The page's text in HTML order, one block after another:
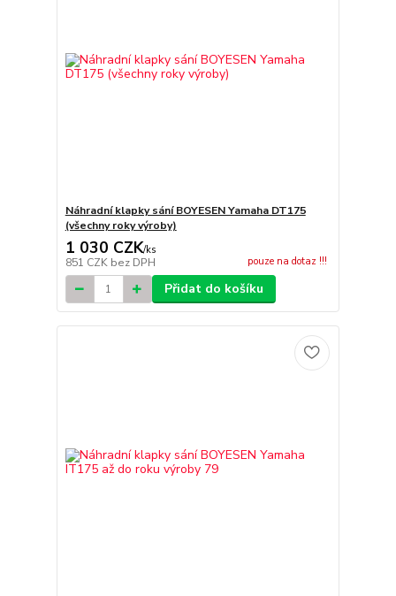
Náhradní klapky sání BOYESEN Yamaha DT175
(všechny roky výroby)
1 030 CZK/ks
851 CZK bez DPH pouze na dotaz !!!
Přidat do košíku